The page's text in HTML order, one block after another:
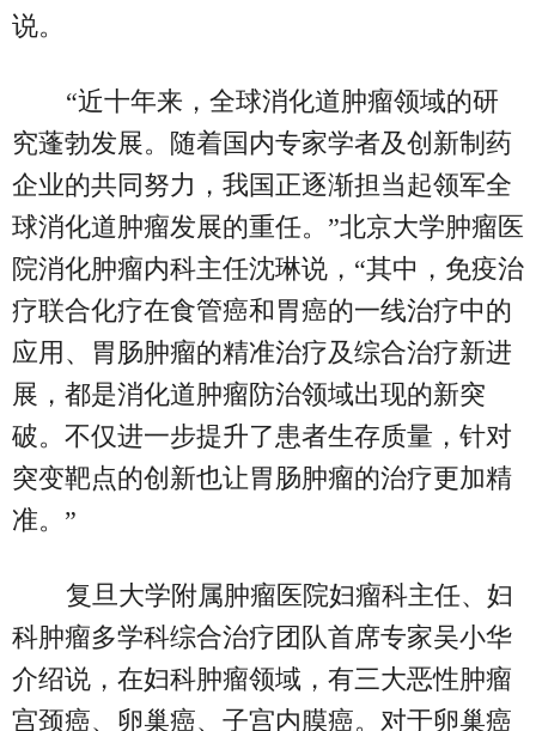
说。
“近十年来，全球消化道肿瘤领域的研
究蓬勃发展。随着国内专家学者及创新制药
企业的共同努力，我国正逐渐担当起领军全
球消化道肿瘤发展的重任。”北京大学肿瘤医
院消化肿瘤内科主任沈琳说，“其中，免疫治
疗联合化疗在食管癌和胃癌的一线治疗中的
应用、胃肠肿瘤的精准治疗及综合治疗新进
展，都是消化道肿瘤防治领域出现的新突
破。不仅进一步提升了患者生存质量，针对
突变靶点的创新也让胃肠肿瘤的治疗更加精
准。”
复旦大学附属肿瘤医院妇瘤科主任、妇
科肿瘤多学科综合治疗团队首席专家吴小华
介绍说，在妇科肿瘤领域，有三大恶性肿瘤
宫颈癌、卵巢癌、子宫内膜癌。对于卵巢癌